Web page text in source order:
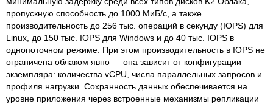
пропускную способность до 1000 МиБ/с, а также
производительность до 256 тыс. операций в секунду (IOPS) для
Linux, до 150 тыс. IOPS для Windows и до 40 тыс. IOPS в
однопоточном режиме. При этом производительность в IOPS не
ограничена облаком явно — она зависит от конфигурации
экземпляра: количества vCPU, числа параллельных запросов и
профиля нагрузки. Сохранность данных обеспечивается на
уровне приложения через встроенные механизмы репликации